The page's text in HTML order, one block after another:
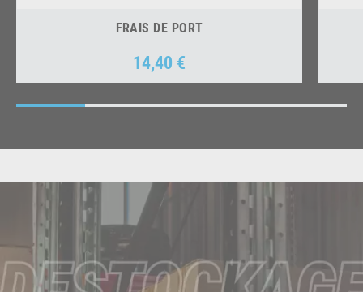
FRAIS DE PORT
Prix
14,40 €